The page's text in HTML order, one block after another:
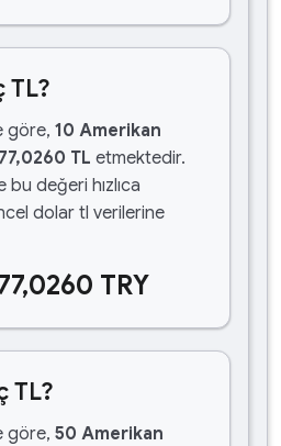
TL?
göre, 10 Amerikan
TL etmektedir.
bu değeri hızlıca
dolar tl verilerine
TRY
TL?
göre, 50 Amerikan